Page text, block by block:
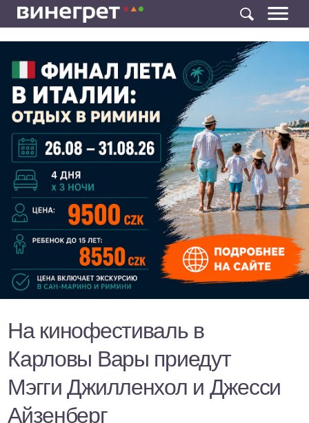
На кинофестиваль в
Карловы Вары приедут
Мэгги Джилленхол и Джесси
Айзенберг